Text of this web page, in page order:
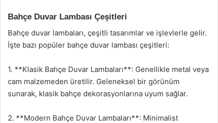
Bahçe Duvar Lambası Çeşitleri
Bahçe duvar lambaları, çeşitli tasarımlar ve işlevlerle gelir.
İşte bazı popüler bahçe duvar lambası çeşitleri:
1. **Klasik Bahçe Duvar Lambaları**: Genellikle metal veya
cam malzemeden üretilir. Geleneksel bir görünüm
sunarak, klasik bahçe dekorasyonlarına uyum sağlar.
2. **Modern Bahçe Duvar Lambaları**: Minimalist